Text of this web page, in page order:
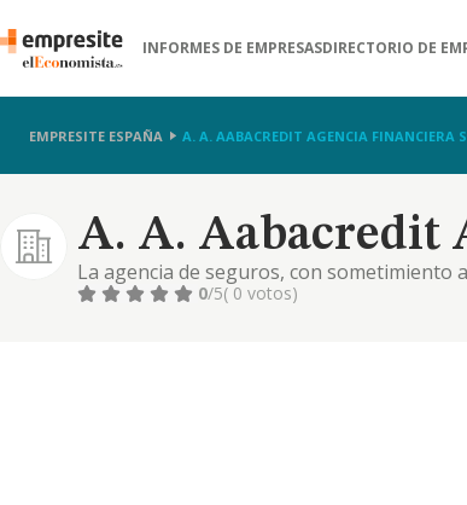
INFORMES DE EMPRESASDIRECTORIO DE
EMPRESITE ESPAÑA A. A. AABACREDIT AGENCIA FINANCIERA
A. A. Aabacredit
La agencia de seguros, con sometimiento
0/5( 0 votos)